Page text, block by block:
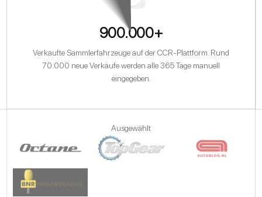
900.000+
Verkaufte Sammlerfahrzeuge auf der CCR-Plattform. Rund
70.000 neue Verkäufe werden alle 365 Tage manuell
eingegeben.
Ausgewählt